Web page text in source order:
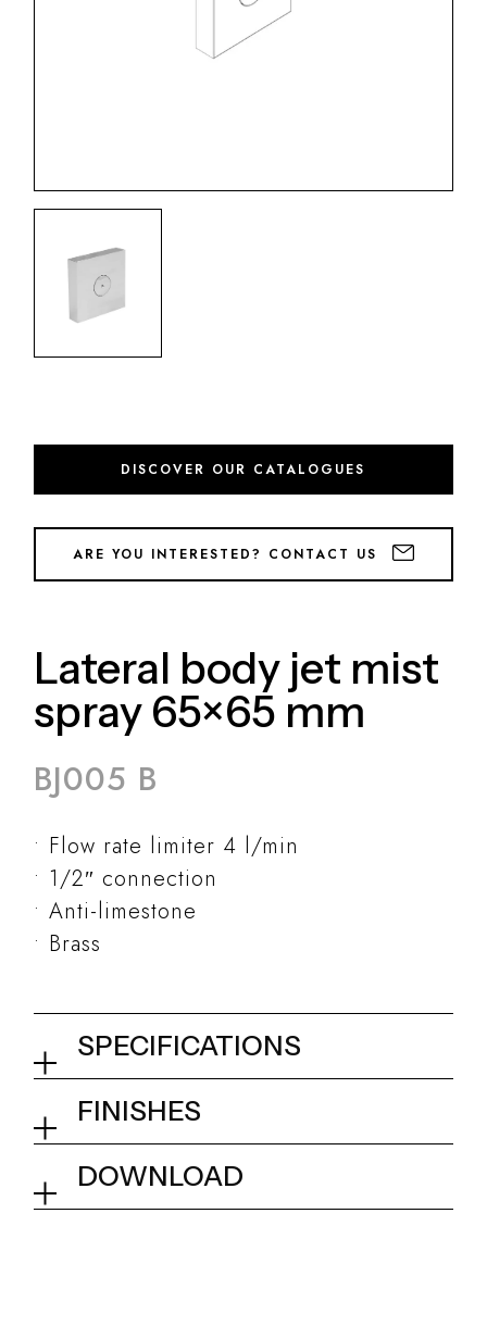
DISCOVER OUR CATALOGUES
ARE YOU INTERESTED? CONTACT US
Lateral body jet mist
spray 65×65 mm
BJ005 B
Flow rate limiter 4 l/min
1/2″ connection
Anti-limestone
Brass
SPECIFICATIONS
Lateral body jet mist spray
65x65 mm
Collection Kits and accessories
FINISHES
01Q - Chrome
DOWNLOAD
Tech info